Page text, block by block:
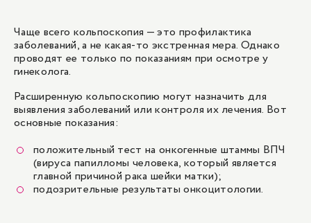
Чаще всего кольпоскопия — это профилактика
заболеваний, а не какая-то экстренная мера. Однако
проводят ее только по показаниям при осмотре у
гинеколога.
Расширенную кольпоскопию могут назначить для
выявления заболеваний или контроля их лечения. Вот
основные показания:
положительный тест на онкогенные штаммы ВПЧ
(вируса папилломы человека, который является
главной причиной рака шейки матки);
подозрительные результаты онкоцитологии.